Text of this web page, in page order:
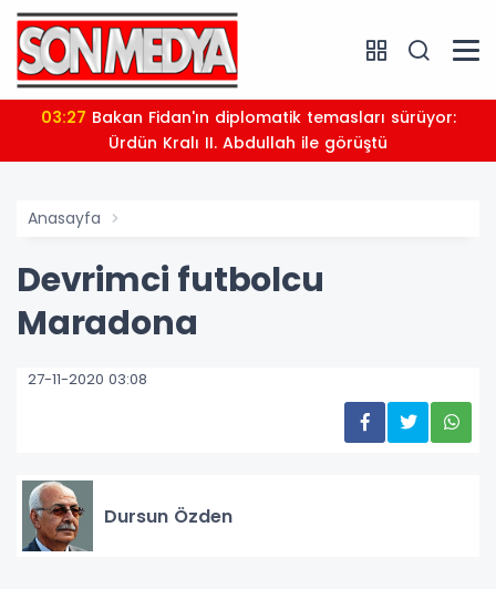
03:27
Ürdün Kralı II. Abdullah ile görüştü
Anasayfa
Devrimci futbolcu
Maradona
27-11-2020 03:08
Dursun Özden